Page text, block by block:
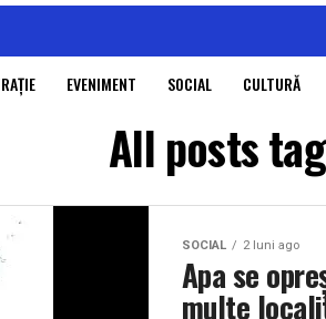
EVENIMENT SOCIAL CULTURĂ
All posts
SOCIAL 2 luni ago
Apa se
multe